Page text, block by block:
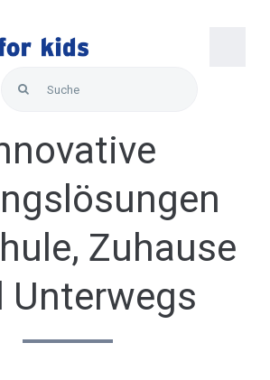
for:
Zuhause
Unterwegs